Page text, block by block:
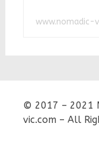
www.nomadic-
© 2017 – 2021
vic.com – All